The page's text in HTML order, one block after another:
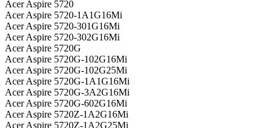
Acer Aspire 5720
Acer Aspire 5720-1A1G16Mi
Acer Aspire 5720-301G16Mi
Acer Aspire 5720-302G16Mi
Acer Aspire 5720G
Acer Aspire 5720G-102G16Mi
Acer Aspire 5720G-102G25Mi
Acer Aspire 5720G-1A1G16Mi
Acer Aspire 5720G-3A2G16Mi
Acer Aspire 5720G-602G16Mi
Acer Aspire 5720Z-1A2G16Mi
Acer Aspire 5720Z-1A2G25Mi